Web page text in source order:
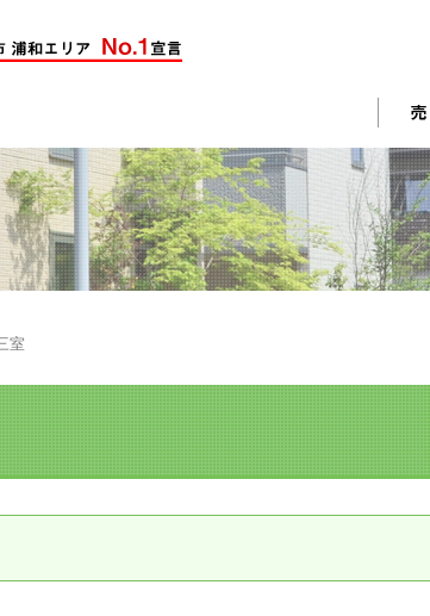
売却されたお客様の声
却 不動産売却成功のコツ
・リフォーム
客様の声 不動産購入に関するよく
心して購入できる仕組み リニュアル仲介で実現す
室